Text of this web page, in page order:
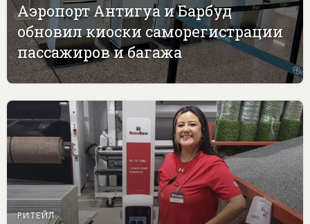
Аэропорт Антигуа и Барбуд
обновил киоски саморегистрации
пассажиров и багажа
РИТЕЙЛ